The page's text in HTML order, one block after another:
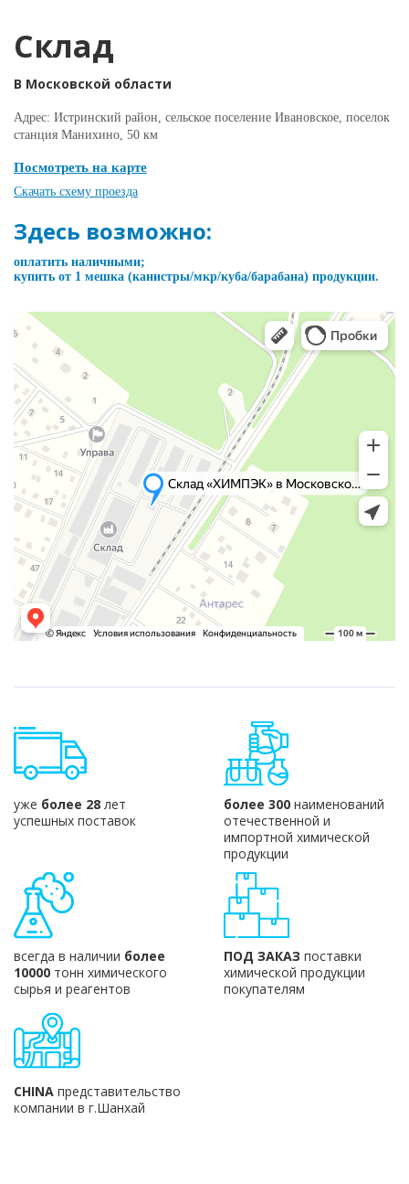
Склад
В Московской области
Адрес: Истринский район, сельское поселение Ивановское, поселок
станция Манихино, 50 км
Посмотреть на карте
Скачать схему проезда
Здесь возможно:
оплатить наличными;
купить от 1 мешка (канистры/мкр/куба/барабана) продукции.
уже более 28 лет
успешных поставок
более 300наименований
отечественной и
импортной химической
продукции
всегда в наличии более
10000 тонн химического
сырья и реагентов
ПОД ЗАКАЗ поставки
химической продукции
покупателям
CHINA представительство
компании в г.Шанхай